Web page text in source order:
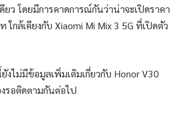
ว โดยมีการคาดการณ์กันว่าน่าจะเปิดราคา
ใกล้เคียงกับ Xiaomi Mi Mix 3 5G ที่เปิดตัว
งไม่มีข้อมูลเพิ่มเติมเกี่ยวกับ Honor V30
รอติดตามกันต่อไป